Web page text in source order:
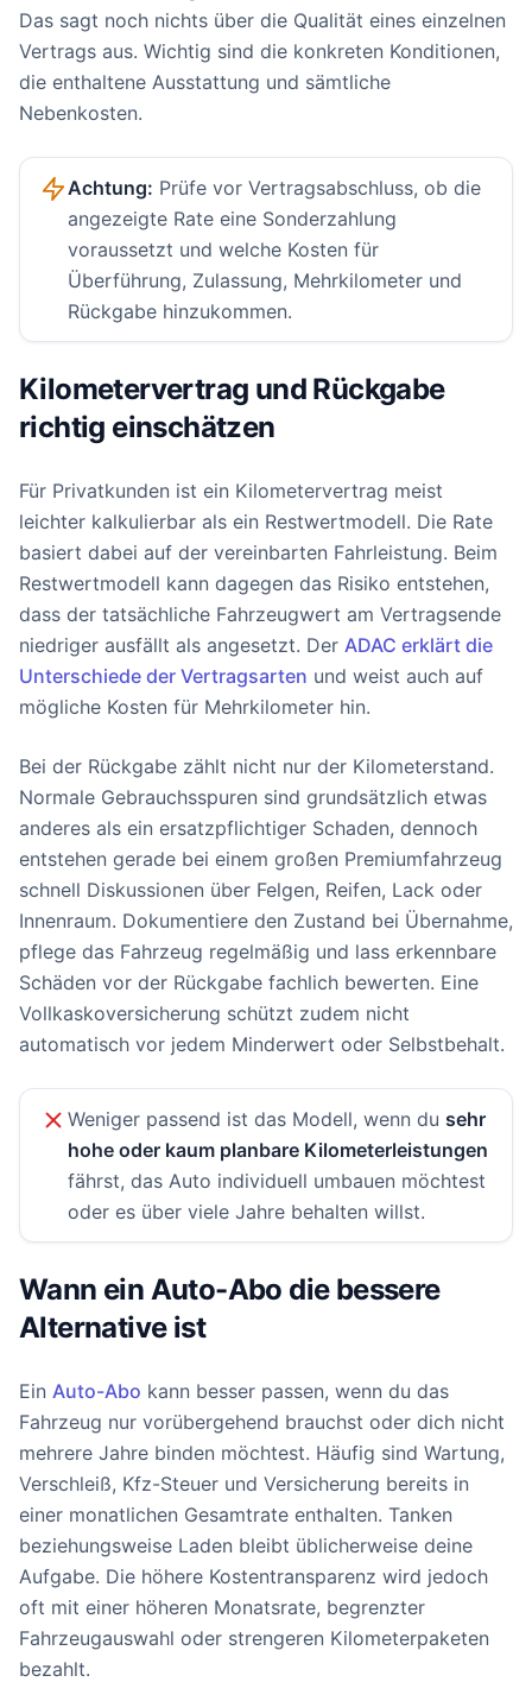
Das sagt noch nichts über die Qualität eines einzelnen
Vertrags aus. Wichtig sind die konkreten Konditionen,
die enthaltene Ausstattung und sämtliche
Nebenkosten.
Achtung: Prüfe vor Vertragsabschluss, ob die
angezeigte Rate eine Sonderzahlung
voraussetzt und welche Kosten für
Überführung, Zulassung, Mehrkilometer und
Rückgabe hinzukommen.
Kilometervertrag und Rückgabe
richtig einschätzen
Für Privatkunden ist ein Kilometervertrag meist
leichter kalkulierbar als ein Restwertmodell. Die Rate
basiert dabei auf der vereinbarten Fahrleistung. Beim
Restwertmodell kann dagegen das Risiko entstehen,
dass der tatsächliche Fahrzeugwert am Vertragsende
niedriger ausfällt als angesetzt. Der ADAC erklärt die
Unterschiede der Vertragsarten und weist auch auf
mögliche Kosten für Mehrkilometer hin.
Bei der Rückgabe zählt nicht nur der Kilometerstand.
Normale Gebrauchsspuren sind grundsätzlich etwas
anderes als ein ersatzpflichtiger Schaden, dennoch
entstehen gerade bei einem großen Premiumfahrzeug
schnell Diskussionen über Felgen, Reifen, Lack oder
Innenraum. Dokumentiere den Zustand bei Übernahme,
pflege das Fahrzeug regelmäßig und lass erkennbare
Schäden vor der Rückgabe fachlich bewerten. Eine
Vollkaskoversicherung schützt zudem nicht
automatisch vor jedem Minderwert oder Selbstbehalt.
Weniger passend ist das Modell, wenn du sehr
hohe oder kaum planbare Kilometerleistungen
fährst, das Auto individuell umbauen möchtest
oder es über viele Jahre behalten willst.
Wann ein Auto-Abo die bessere
Alternative ist
Ein Auto-Abo kann besser passen, wenn du das
Fahrzeug nur vorübergehend brauchst oder dich nicht
mehrere Jahre binden möchtest. Häufig sind Wartung,
Verschleiß, Kfz-Steuer und Versicherung bereits in
einer monatlichen Gesamtrate enthalten. Tanken
beziehungsweise Laden bleibt üblicherweise deine
Aufgabe. Die höhere Kostentransparenz wird jedoch
oft mit einer höheren Monatsrate, begrenzter
Fahrzeugauswahl oder strengeren Kilometerpaketen
bezahlt.